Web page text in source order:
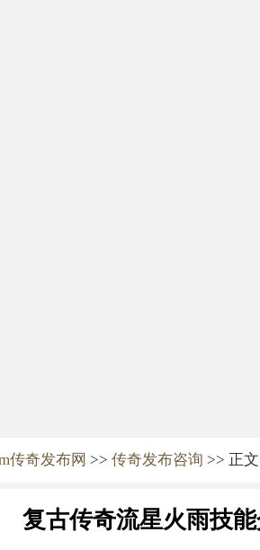
传奇发布网 >> 传奇发布咨询 >> 正文
复古传奇流星火雨技